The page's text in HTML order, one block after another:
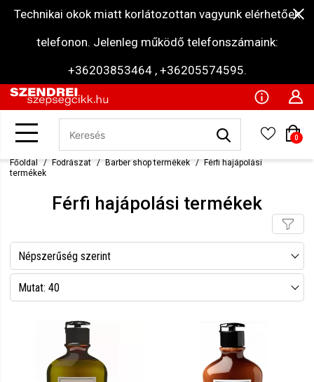
Technikai okok miatt korlátozottan vagyunk elérhetőek
telefonon. Jelenleg működő telefonszámaink:
+36203853464 , +36205574595.
0
Főoldal Fodrászat Barber shop termékek
Férfi hajápolási
termékek
Férfi hajápolási termékek
Népszerűség szerint
Név szerint csökkenő
Ár szerint csökkenő
Ár szerint növekvő
Mutat: 40
Mutat: 160